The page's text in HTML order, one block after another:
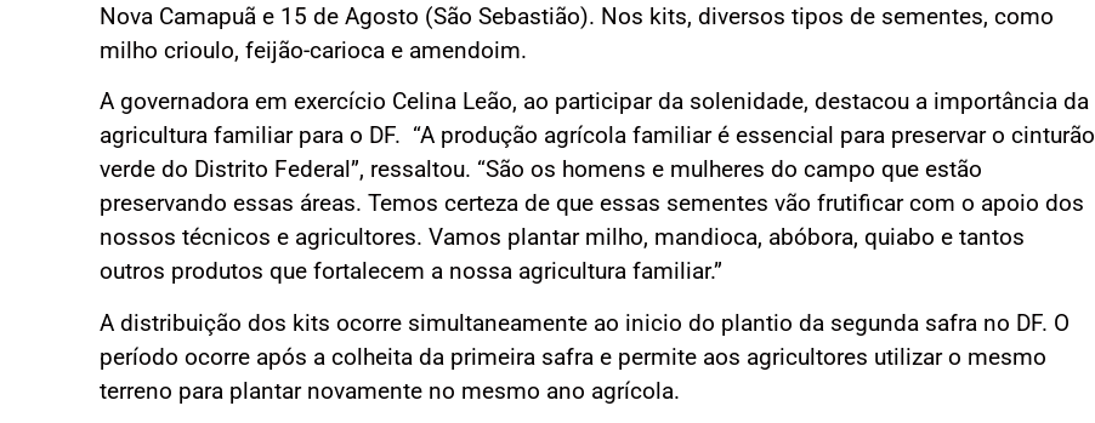
Nova Camapuã e 15 de Agosto (São Sebastião). Nos kits, diversos tipos de sementes, como
milho crioulo, feijão-carioca e amendoim.
A governadora em exercício Celina Leão, ao participar da solenidade, destacou a importância da
agricultura familiar para o DF. “A produção agrícola familiar é essencial para preservar o cinturão
verde do Distrito Federal”, ressaltou. “São os homens e mulheres do campo que estão
preservando essas áreas. Temos certeza de que essas sementes vão frutificar com o apoio dos
nossos técnicos e agricultores. Vamos plantar milho, mandioca, abóbora, quiabo e tantos
outros produtos que fortalecem a nossa agricultura familiar.”
A distribuição dos kits ocorre simultaneamente ao inicio do plantio da segunda safra no DF. O
período ocorre após a colheita da primeira safra e permite aos agricultores utilizar o mesmo
terreno para plantar novamente no mesmo ano agrícola.